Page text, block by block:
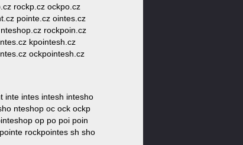
rockp.cz ockpo.cz
pointe.cz ointes.cz
rockpoin.cz
kpointesh.cz
ockpointesh.cz
inte intes intesh intesho
nteshop oc ock ockp
op po poi poin
rockpointes sh sho